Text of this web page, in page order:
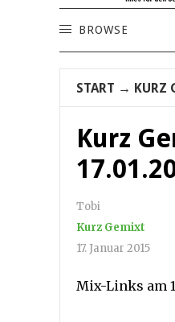
BROWSE
START → KURZ
Kurz
Tobi
Kurz Gemixt
17. Januar 2015
Mix-Links am